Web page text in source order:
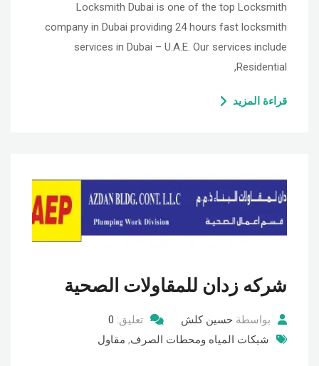
Locksmith Dubai is one of the top Locksmith
company in Dubai providing 24 hours fast locksmith
services in Dubai – U.A.E. Our services include
Residential,
قراءة المزيد
شركه زدان للمقاولات الصحية
بواسطة حسين كلش تعليق: 0
شبكات المياه ومحطات الصرف, مقاول